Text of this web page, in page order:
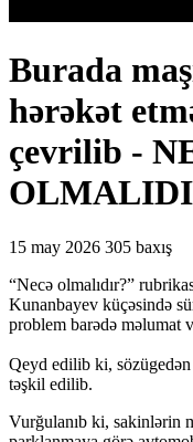
Burada
hərəkət
çevrilib -
15 may 2026 305 baxış
“Necə olmalıdır?”
Kunanbayev küçəsində
problem barədə məlumat
Qeyd edilib ki,
təşkil edilib.
Vurğulanıb ki, sakinlərin